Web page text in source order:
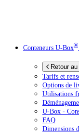
Conteneurs U-Box®
Retour
Tarifs et
Options de
Utilisations
U-Box -
FAQ
Dimensions